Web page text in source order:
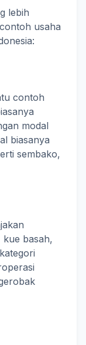
lebih
usaha
contoh
modal
biasanya
sembako,
kue basah,